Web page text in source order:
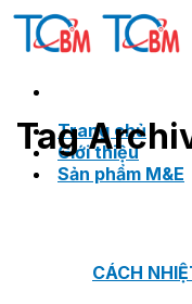
Skip
Trang chủ
Giới thiệu
Sản phẩm M&E
CÁCH
Tag